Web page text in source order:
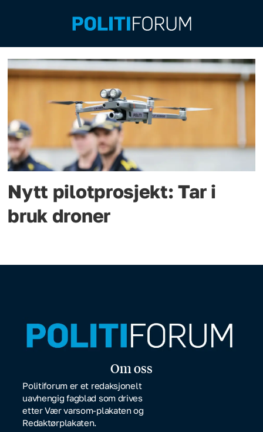
Emne:
pilotprosjekt
Nytt pilotprosjekt: Tar i
bruk droner
Om oss
Politiforum er et redaksjonelt
uavhengig fagblad som drives
etter Vær varsom-plakaten og
Redaktørplakaten.